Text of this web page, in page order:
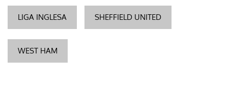
LIGA INGLESA SHEFFIELD UNITED
WEST HAM